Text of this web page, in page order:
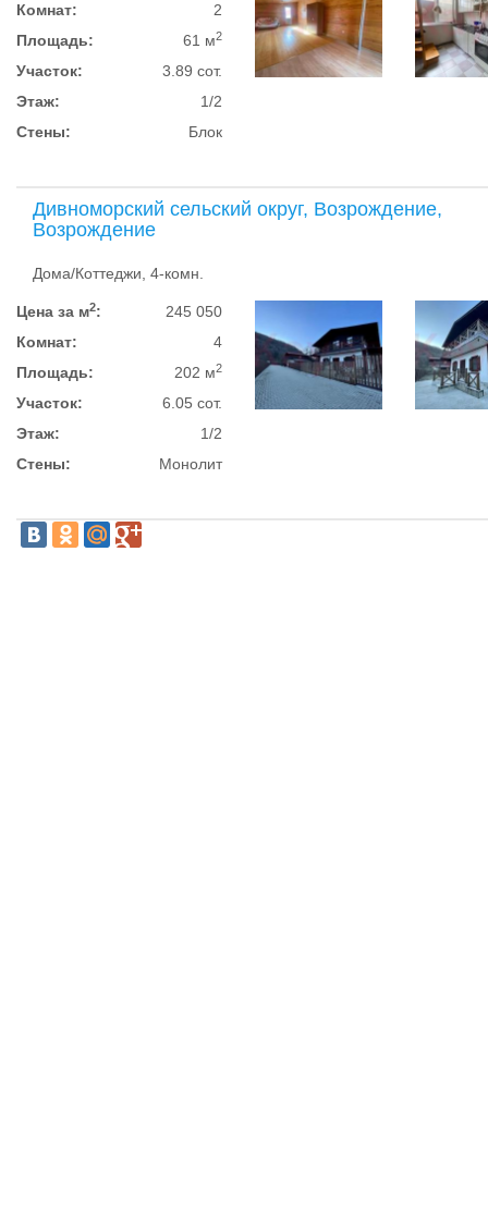
Комнат:
2
Площадь:
61 м2
Участок:
3.89 сот.
Этаж:
1/2
Стены:
Блок
Дивноморский сельский округ, Возрождение,
Возрождение
Дома/Коттеджи, 4-комн.
Цена за м2:
245 050
Комнат:
4
Площадь:
202 м2
Участок:
6.05 сот.
Этаж:
1/2
Стены:
Монолит